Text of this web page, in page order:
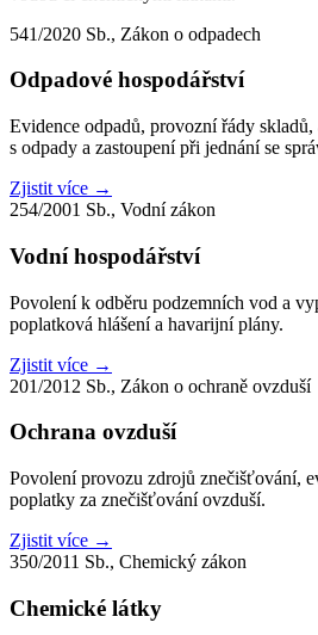
541/2020 Sb., Zákon o odpadech
Odpadové hospodářství
Evidence odpadů, provozní řády
s odpady a zastoupení při jednání se
Zjistit více →
254/2001 Sb., Vodní zákon
Vodní hospodářství
Povolení k odběru podzemních vod a
poplatková hlášení a havarijní plány.
Zjistit více →
201/2012 Sb., Zákon o ochraně ovzduší
Ochrana ovzduší
Povolení provozu zdrojů znečišťování,
poplatky za znečišťování ovzduší.
Zjistit více →
350/2011 Sb., Chemický zákon
Chemické látky